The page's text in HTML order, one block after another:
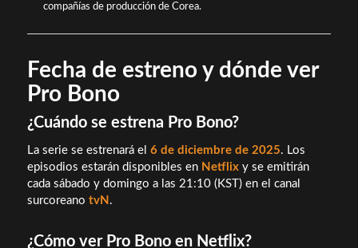
compañías de producción de Corea.
Fecha de estreno y dónde ver
Pro Bono
¿Cuándo se estrena Pro Bono?
La serie se estrenará el 6 de diciembre de 2025. Los
episodios estarán disponibles en Netflixy se emitirán
cada sábado y domingo a las 21:10 (KST) en el canal
surcoreano tvN .
¿Cómo ver Pro Bono en Netflix?